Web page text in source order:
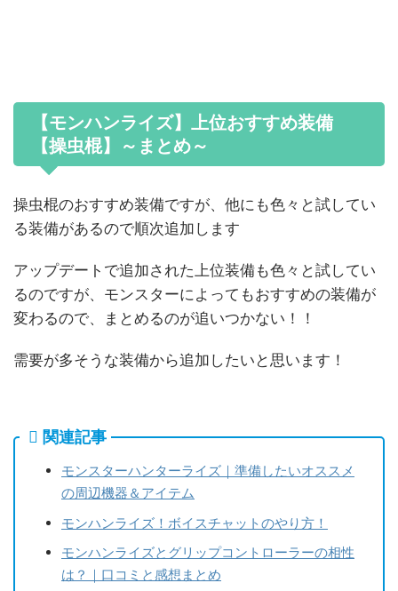
【モンハンライズ】上位おすすめ装備
【操虫棍】～まとめ～
操虫棍のおすすめ装備ですが、他にも色々と試してい
る装備があるので順次追加します
アップデートで追加された上位装備も色々と試してい
るのですが、モンスターによってもおすすめの装備が
変わるので、まとめるのが追いつかない！！
需要が多そうな装備から追加したいと思います！
関連記事
モンスターハンターライズ｜準備したいオススメ
の周辺機器＆アイテム
モンハンライズ！ボイスチャットのやり方！
モンハンライズとグリップコントローラーの相性
は？｜口コミと感想まとめ